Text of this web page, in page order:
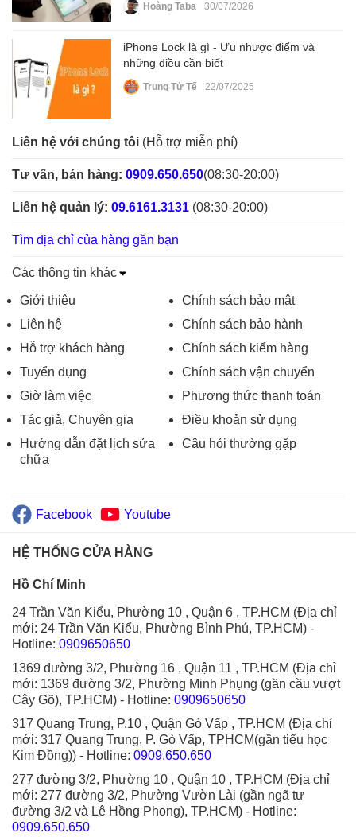
Hoàng Taba 30/07/2026
iPhone Lock là gì - Ưu nhược điểm và
những điều cần biết
Trung Tử Tế 22/07/2025
Liên hệ với chúng tôi (Hỗ trợ miễn phí)
Tư vấn, bán hàng: 0909.650.650(08:30-20:00)
Liên hệ quản lý: 09.6161.3131 (08:30-20:00)
Tìm địa chỉ của hàng gần bạn
Các thông tin khác
Giới thiệu
Liên hệ
Hỗ trợ khách hàng
Tuyển dụng
Giờ làm việc
Tác giả, Chuyên gia
Hướng dẫn đặt lịch sửa
chữa
Chính sách bảo mật
Chính sách bảo hành
Chính sách kiểm hàng
Chính sách vận chuyển
Phương thức thanh toán
Điều khoản sử dụng
Câu hỏi thường gặp
Facebook Youtube
HỆ THỐNG CỬA HÀNG
Hồ Chí Minh
24 Trần Văn Kiểu, Phường 10 , Quận 6 , TP.HCM (Địa chỉ
mới: 24 Trần Văn Kiểu, Phường Bình Phú, TP.HCM) -
Hotline: 0909650650
1369 đường 3/2, Phường 16 , Quận 11 , TP.HCM (Địa chỉ
mới: 1369 đường 3/2, Phường Minh Phụng (gần cầu vượt
Cây Gõ), TP.HCM) - Hotline: 0909650650
317 Quang Trung, P.10 , Quận Gò Vấp , TP.HCM (Địa chỉ
mới: 317 Quang Trung, P. Gò Vấp, TPHCM(gần tiểu học
Kim Đồng)) - Hotline: 0909.650.650
277 đường 3/2, Phường 10 , Quận 10 , TP.HCM (Địa chỉ
mới: 277 đường 3/2, Phường Vườn Lài (gần ngã tư
đường 3/2 và Lê Hồng Phong), TP.HCM) - Hotline:
0909.650.650